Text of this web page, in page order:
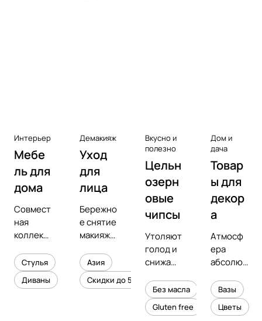
Интерьер
Мебе
ль для
дома
Совмест
ная
коллекц
предмет
ным
дизайне
Стулья
Диваны
Демакияж
Уход
для
лица
Бережно
е снятие
макияжа
увлажне
ние
кожи
Азия
Скидки до 50%
Вкусно и
полезно
Цельн
озерн
овые
чипсы
Утоляют
голод и
снижают
холесте
рина
Без масла
Gluten free
Дом и
дача
Товар
ы для
декор
а
Атмосф
ера
абсолют
уюта в
вашем
интерье
Вазы
Цветы